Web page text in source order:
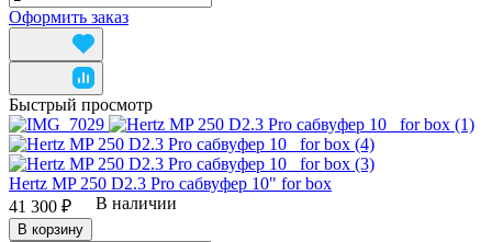
Оформить заказ
Быстрый просмотр
Hertz MP 250 D2.3 Pro сабвуфер 10" for box
41 300 ₽
В наличии
В корзину